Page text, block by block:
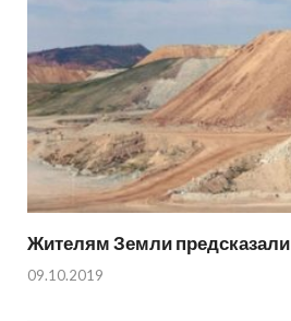
Жителям Земли
09.10.2019